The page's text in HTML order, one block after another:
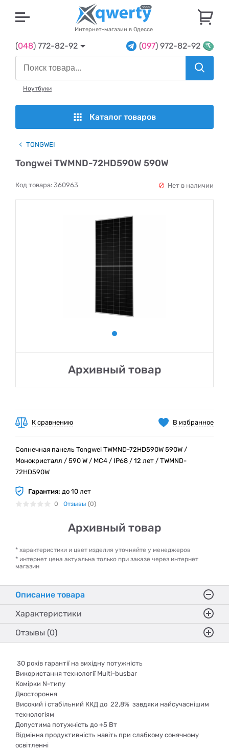
Интернет-магазин в Одессе
(048) 772-82-92 (097) 972-82-92
Ноутбуки
Каталог товаров
TONGWEI
Tongwei TWMND-72HD590W 590W
Код товара: 360963 Нет в наличии
Архивный товар
В избранное
К сравнению
Солнечная панель Tongwei TWMND-72HD590W 590W /
Монокристалл / 590 W / MC4 / IP68 / 12 лет / TWMND-
72HD590W
Гарантия: до 10 лет
0 Отзывы (0)
Архивный товар
* характеристики и цвет изделия уточняйте у менеджеров
* интернет цена актуальна только при заказе через интернет
магазин
Описание товара
Характеристики
Отзывы (0)
30 років гарантії на вихідну потужність
Використання технології Multi-busbar
Комірки N-типу
Двостороння
Високий і стабільний ККД до 22,8% завдяки найсучаснішим
технологіям
Допустима потужність до +5 Вт
Відмінна продуктивність навіть при слабкому сонячному
освітленні